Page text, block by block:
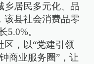
乡居民多元化、品
该县社会消费品零
5.0%。
区，以“党建引领
商业服务圈”，让